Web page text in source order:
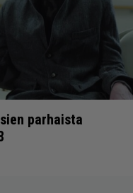
parhaista